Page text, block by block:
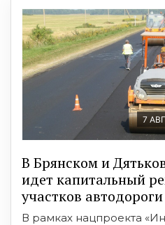
7
В Брянском и
идет капитальный
участков автодороги
В рамках нацпроекта